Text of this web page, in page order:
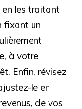
les traitant
fixant un
à votre
Enfin, révisez
le en
de vos